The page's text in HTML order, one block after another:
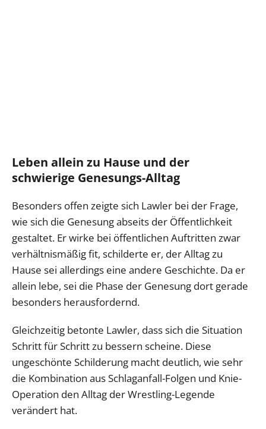
Leben allein zu Hause und der
schwierige Genesungs-Alltag
Besonders offen zeigte sich Lawler bei der Frage,
wie sich die Genesung abseits der Öffentlichkeit
gestaltet. Er wirke bei öffentlichen Auftritten zwar
verhältnismäßig fit, schilderte er, der Alltag zu
Hause sei allerdings eine andere Geschichte. Da er
allein lebe, sei die Phase der Genesung dort gerade
besonders herausfordernd.
Gleichzeitig betonte Lawler, dass sich die Situation
Schritt für Schritt zu bessern scheine. Diese
ungeschönte Schilderung macht deutlich, wie sehr
die Kombination aus Schlaganfall-Folgen und Knie-
Operation den Alltag der Wrestling-Legende
verändert hat.